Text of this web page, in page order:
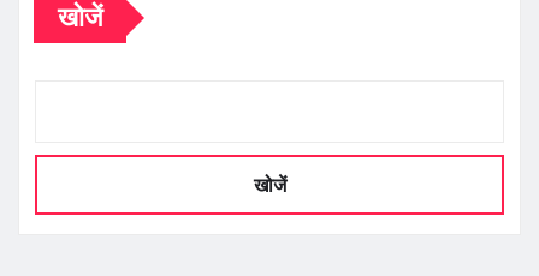
खोजें
खोजें